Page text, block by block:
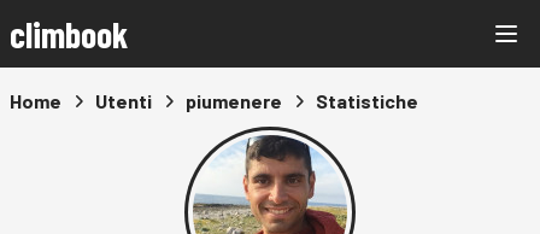
climbook
Home Utenti piumenere Statistiche